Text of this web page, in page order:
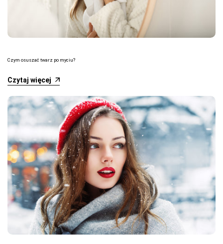
Czym osuszać twarz po myciu?
Czytaj więcej